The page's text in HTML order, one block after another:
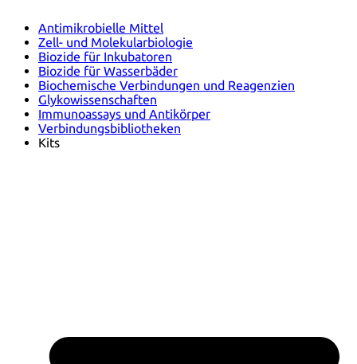
Antimikrobielle Mittel
Zell- und Molekularbiologie
Biozide für Inkubatoren
Biozide für Wasserbäder
Biochemische Verbindungen und Reagenzien
Glykowissenschaften
Immunoassays und Antikörper
Verbindungsbibliotheken
Kits